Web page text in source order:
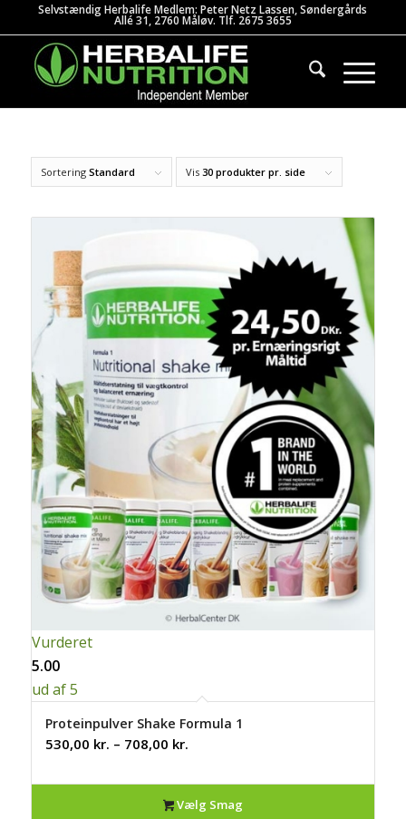
Selvstændig Herbalife Medlem: Peter Netz Lassen, Søndergårds
Allé 31, 2760 Måløv. Tlf. 2675 3655
Sortering Standard Vis 30 produkter pr. side
Vurderet
5.00
ud af 5
Proteinpulver Shake Formula 1
530,00 kr. – 708,00 kr.
til
708,00 kr.
Vælg Smag